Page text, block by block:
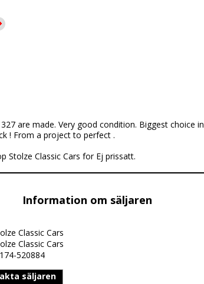
are made. Very good condition. Biggest choice in
! From a project to perfect .
Stolze Classic Cars for Ej prissatt.
Information om säljaren
Classic Cars
Classic Cars
520884
säljaren